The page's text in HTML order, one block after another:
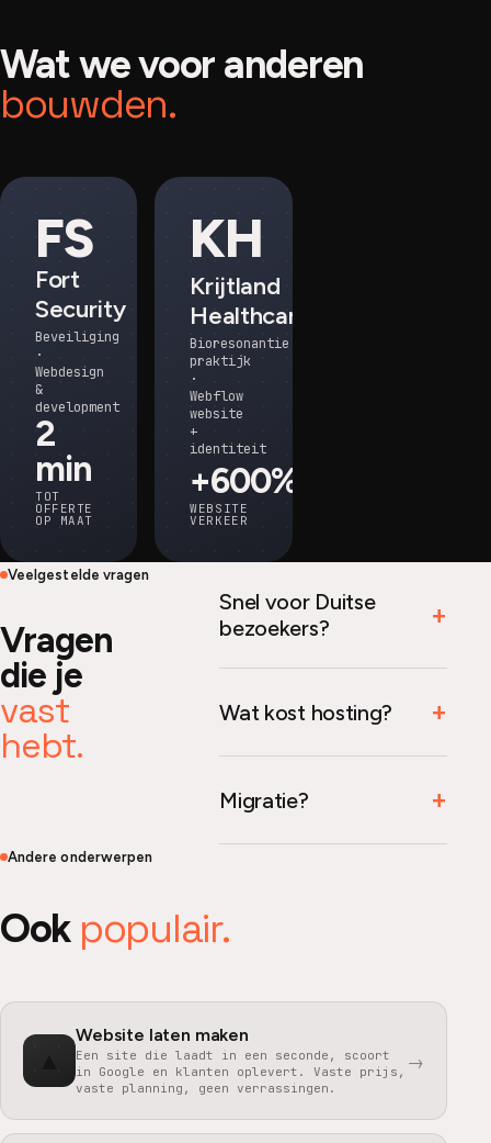
Wat we voor anderen
bouwden.
FS
Fort
Security
Beveiliging
·
Webdesign
&
development
2
min
TOT
OFFERTE
OP MAAT
KH
Krijtland
Healthcare
Bioresonantie
praktijk
·
Webflow
website
+
identiteit
+600%
WEBSITE
VERKEER
Veelgestelde vragen
Vragen
die je
vast
hebt.
Snel voor Duitse
bezoekers?
Wat kost hosting?
Migratie?
Andere onderwerpen
Ook populair.
Website laten maken
Een site die laadt in een seconde, scoort
in Google en klanten oplevert. Vaste prijs,
vaste planning, geen verrassingen.
→